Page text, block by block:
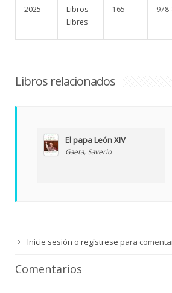
2025
Libros
Libres
165
Libros relacionados
El papa León XIV
Gaeta, Saverio
Inicie sesión o regístrese para
Comentarios